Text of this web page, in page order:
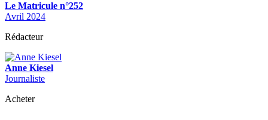
Le Matricule n°252
Avril 2024
Rédacteur
Anne Kiesel
Journaliste
Acheter